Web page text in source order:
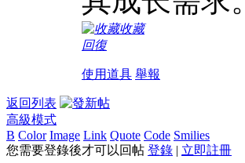
收藏
回復
使用道具 舉報
返回列表
高級模式
B Color Image Link Quote Code Smilies
您需要登錄後才可以回帖 登錄 | 立即註冊